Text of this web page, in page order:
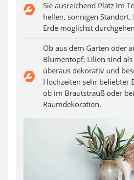
Sie ausreichend Platz im
hellen, sonnigen Standort.
Erde möglichst
Ob aus dem Garten oder
Blumentopf: Lilien sind
überaus dekorativ und
Hochzeiten sehr beliebter
ob im Brautstrauß oder
Raumdekoration.